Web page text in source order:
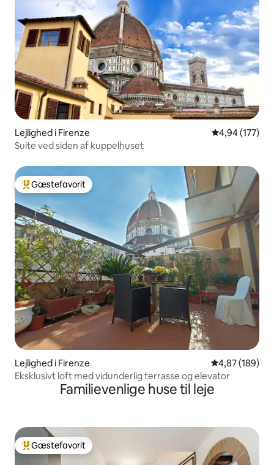
Lejlighed i Firenze 4,94 ud af 5 i
4,94 (177)
Suite ved siden af kuppelhuset
Bedste gæstefavorit
Gæstefavorit
Lejlighed i Firenze 4,87 ud af 5 i
4,87 (189)
Eksklusivt loft med vidunderlig terrasse og elevator
Familievenlige huse til leje
Bedste gæstefavorit
Gæstefavorit